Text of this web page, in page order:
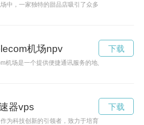
中，一家独特的甜品店吸引了众多旅客的目光，
机场npv
机场是一个提供便捷通讯服务的地点，让旅客无论
下载
器vps
为科技创新的引领者，致力于培育和支持优秀的
下载